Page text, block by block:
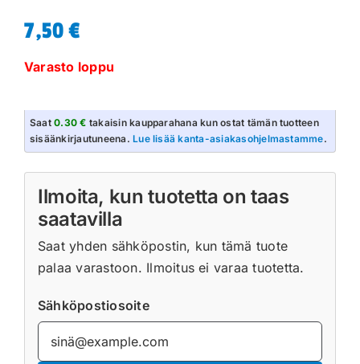
7,50€
Varasto loppu
Saat0.30 € takaisin kaupparahana kun ostat tämän tuotteen
sisäänkirjautuneena.Lue lisää kanta-asiakasohjelmastamme.
Ilmoita, kun tuotetta on taas
saatavilla
Saat yhden sähköpostin, kun tämä tuote
palaa varastoon. Ilmoitus ei varaa tuotetta.
Sähköpostiosoite